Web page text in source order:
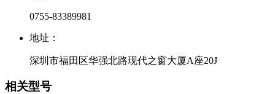
0755-83389981
地址：
深圳市福田区华强北路现代之窗大厦A座20J
相关型号